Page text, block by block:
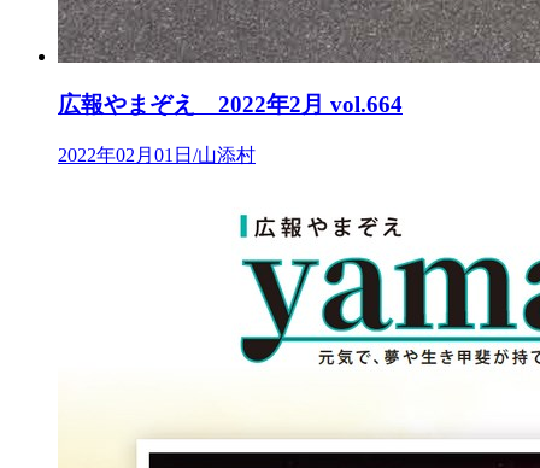
広報やまぞえ 2022年2月 vol.664
2022年02月01日/山添村